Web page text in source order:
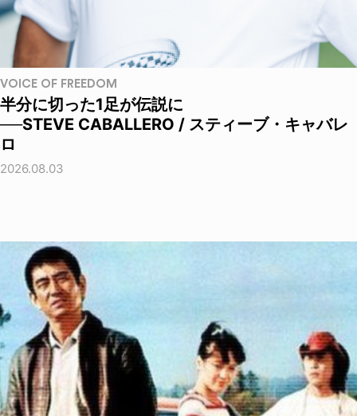
VOICE OF FREEDOM
半分に切った1足が伝説に
──STEVE CABALLERO / スティーブ・キャバレ
ロ
2026.08.03